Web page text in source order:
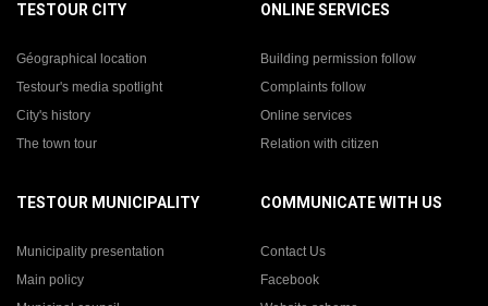
TESTOUR CITY
Géographical location
Testour's media spotlight
City's history
The town tour
ONLINE SERVICES
Building permission follow
Complaints follow
Online services
Relation with citizen
TESTOUR MUNICIPALITY
Municipality presentation
Main policy
COMMUNICATE WITH US
Contact Us
Facebook